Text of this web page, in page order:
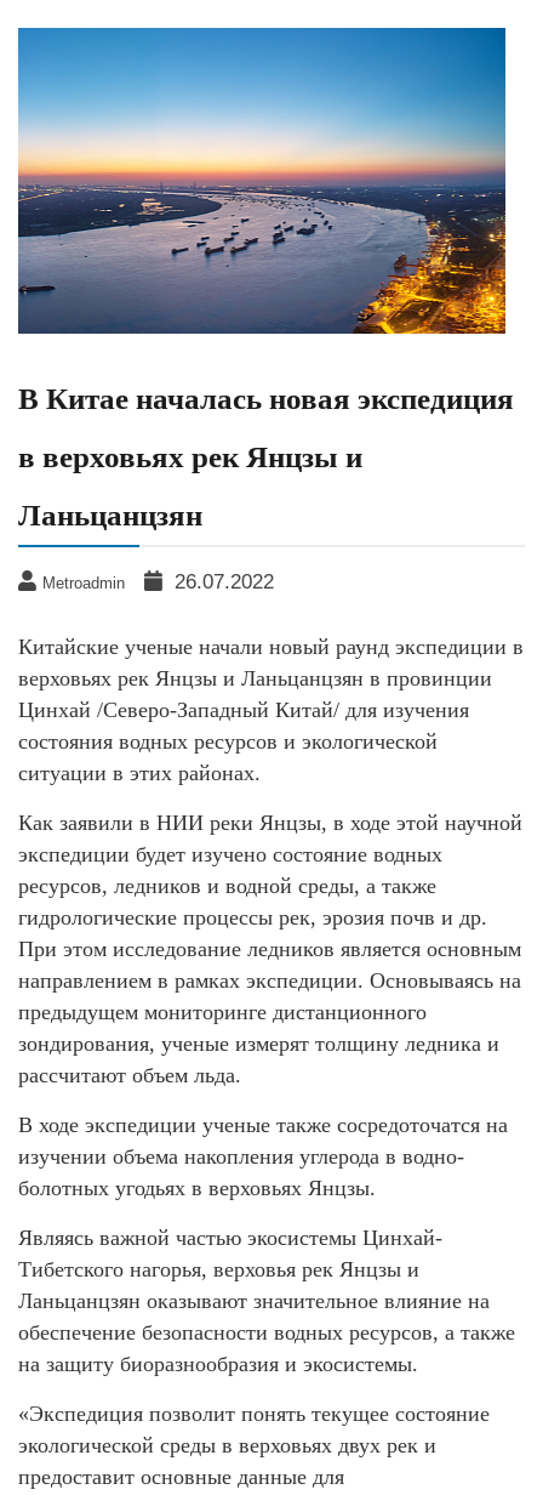
​В Китае началась новая экспедиция
в верховьях рек Янцзы и
Ланьцанцзян
Metroadmin 26.07.2022
Китайские ученые начали новый раунд экспедиции в
верховьях рек Янцзы и Ланьцанцзян в провинции
Цинхай /Северо-Западный Китай/ для изучения
состояния водных ресурсов и экологической
ситуации в этих районах.
Как заявили в НИИ реки Янцзы, в ходе этой научной
экспедиции будет изучено состояние водных
ресурсов, ледников и водной среды, а также
гидрологические процессы рек, эрозия почв и др.
При этом исследование ледников является основным
направлением в рамках экспедиции. Основываясь на
предыдущем мониторинге дистанционного
зондирования, ученые измерят толщину ледника и
рассчитают объем льда.
В ходе экспедиции ученые также сосредоточатся на
изучении объема накопления углерода в водно-
болотных угодьях в верховьях Янцзы.
Являясь важной частью экосистемы Цинхай-
Тибетского нагорья, верховья рек Янцзы и
Ланьцанцзян оказывают значительное влияние на
обеспечение безопасности водных ресурсов, а также
на защиту биоразнообразия и экосистемы.
«Экспедиция позволит понять текущее состояние
экологической среды в верховьях двух рек и
предоставит основные данные для